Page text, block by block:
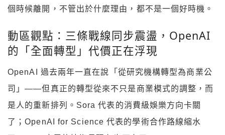
個時候離開，不管出於什麼理由，都不是一個好時機。
動區觀點：三條戰線同步震盪，OpenAI
的「全面轉型」代價正在浮現
OpenAI 過去兩年一直在說「從研究機構轉型為商業公
司」——但真正的轉型從來不只是商業模式的調整，而
是人的重新排列。Sora 代表的消費級娛樂方向卡關
了；OpenAI for Science 代表的學術合作路線縮水